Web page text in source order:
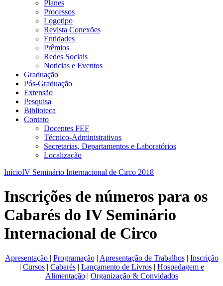
Planes
Processos
Logotipo
Revista Conexões
Entidades
Prêmios
Redes Sociais
Noticias e Eventos
Graduação
Pós-Graduação
Extensão
Pesquisa
Biblioteca
Contato
Docentes FEF
Técnico-Administrativos
Secretarias, Departamentos e Laboratórios
Localização
InícioIV Seminário Internacional de Circo 2018
Inscrições de números para os
Cabarés do IV Seminário
Internacional de Circo
Apresentação | Programação| Apresentação de Trabalhos| Inscrição
| Cursos| Cabarés| Lançamento de Livros| Hospedagem e
Alimentação| Organização & Convidados